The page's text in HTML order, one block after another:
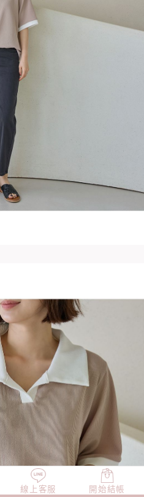
線上客服 開始結帳
TOP100 小編穿搭